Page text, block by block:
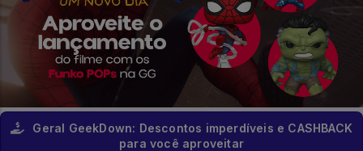
Geral GeekDown: Descontos imperdíveis e CASHBACK
para você aproveitar